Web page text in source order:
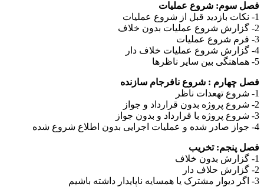
فصل سوم: شروع عملیات
1- نکات بازدید قبل از شروع عملیات
2- گزارش شروع عملیات بدون خلاف
3- فرم شروع عملیات
4- گزارش شروع عملیات خلاف دار
5- هماهنگی بین سایر ناظرها
فصل چهارم : شروع نافرجام سازنده
1- شروع تهعدات ناظر
2- شروع پروژه بدون قرارداد و جواز
3- شروع پروژه با قرارداد و بدون جواز
4- جواز صادر شده و عملیات اجرایی بدون اطلاع شروع شده
فصل پنجم: تخریب
1- گزارش بدون خلاف
2- گزارش حلاف دار
3- اگر دیوار مشترک یا همسایه ناپایدار داشته باشیم